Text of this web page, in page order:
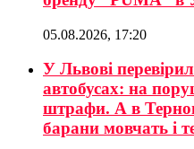
05.08.2026, 17:20
У Львові
автобусах: на
штрафи. А в
барани мовчать і